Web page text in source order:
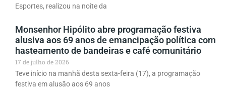
Esportes, realizou na noite da
Monsenhor Hipólito abre programação festiva
alusiva aos 69 anos de emancipação política com
hasteamento de bandeiras e café comunitário
17 de julho de 2026
Teve início na manhã desta sexta-feira (17), a programação
festiva em alusão aos 69 anos